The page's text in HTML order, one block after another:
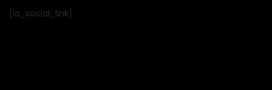
[la_social_link]